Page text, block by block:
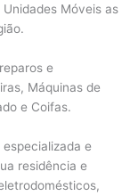
Móveis as
e
Máquinas de
e Coifas.
e
residência e